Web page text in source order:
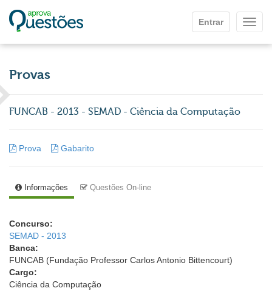
Entrar
Provas
FUNCAB - 2013 - SEMAD - Ciência da Computação
Prova Gabarito
Informações Questões On-line
Concurso:
SEMAD - 2013
Banca:
FUNCAB (Fundação Professor Carlos Antonio Bittencourt)
Cargo:
Ciência da Computação